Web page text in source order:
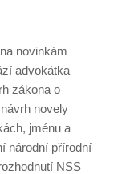
novinkám
advokátka
zákona o
novely
jménu a
národní přírodní
NSS